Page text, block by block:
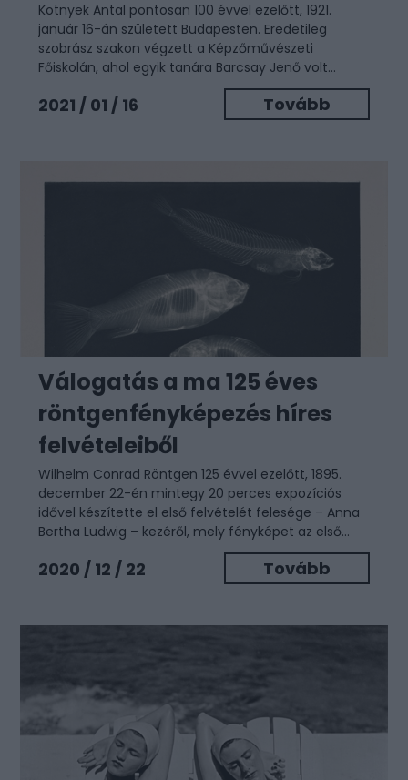
Kotnyek Antal pontosan 100 évvel ezelőtt, 1921.
január 16-án született Budapesten. Eredetileg
szobrász szakon végzett a Képzőművészeti
Főiskolán, ahol egyik tanára Barcsay Jenő volt...
2021 / 01 / 16 Tovább
Válogatás a ma 125 éves
röntgenfényképezés híres
felvételeiből
Wilhelm Conrad Röntgen 125 évvel ezelőtt, 1895.
december 22-én mintegy 20 perces expozíciós
idővel készítette el első felvételét felesége – Anna
Bertha Ludwig – kezéről, mely fényképet az első...
2020 / 12 / 22 Tovább